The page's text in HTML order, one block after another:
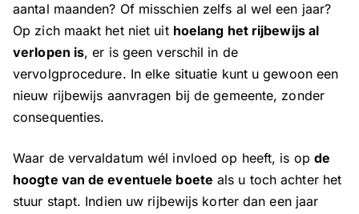
aantal maanden? Of misschien zelfs al wel een jaar?
Op zich maakt het niet uit hoelang het rijbewijs al
verlopen is, er is geen verschil in de
vervolgprocedure. In elke situatie kunt u gewoon een
nieuw rijbewijs aanvragen bij de gemeente, zonder
consequenties.
Waar de vervaldatum wél invloed op heeft, is op de
hoogte van de eventuele boete als u toch achter het
stuur stapt. Indien uw rijbewijs korter dan een jaar